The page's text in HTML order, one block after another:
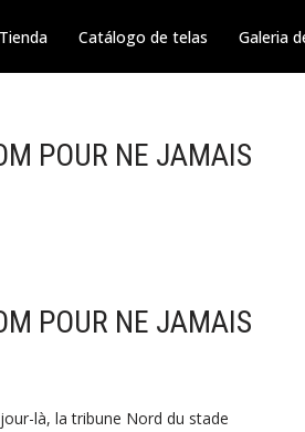
Tienda Catálogo de telas Galeria
POUR NE JAMAIS
POUR NE JAMAIS
là, la tribune Nord du stade